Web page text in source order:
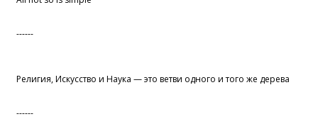
------
Религия, Искусство и Наука — это ветви одного и того же дерева
------